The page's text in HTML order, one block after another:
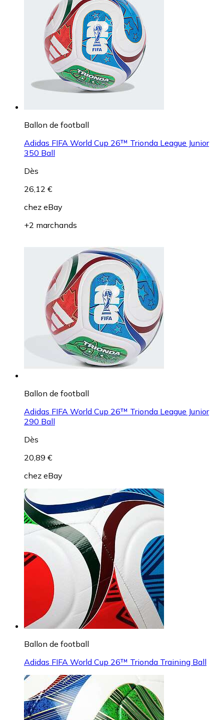
Ballon de football
Adidas FIFA World Cup 26™ Trionda League Junior
350 Ball
Dès
26,12 €
chez eBay
+2 marchands
Ballon de football
Adidas FIFA World Cup 26™ Trionda League Junior
290 Ball
Dès
20,89 €
chez eBay
Ballon de football
Adidas FIFA World Cup 26™ Trionda Training Ball